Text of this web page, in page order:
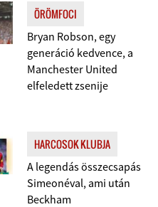
ÖRÖMFOCI
Bryan Robson, egy
generáció kedvence, a
Manchester United
elfeledett zsenije
HARCOSOK KLUBJA
A legendás összecsapás
Simeonéval, ami után
Beckham